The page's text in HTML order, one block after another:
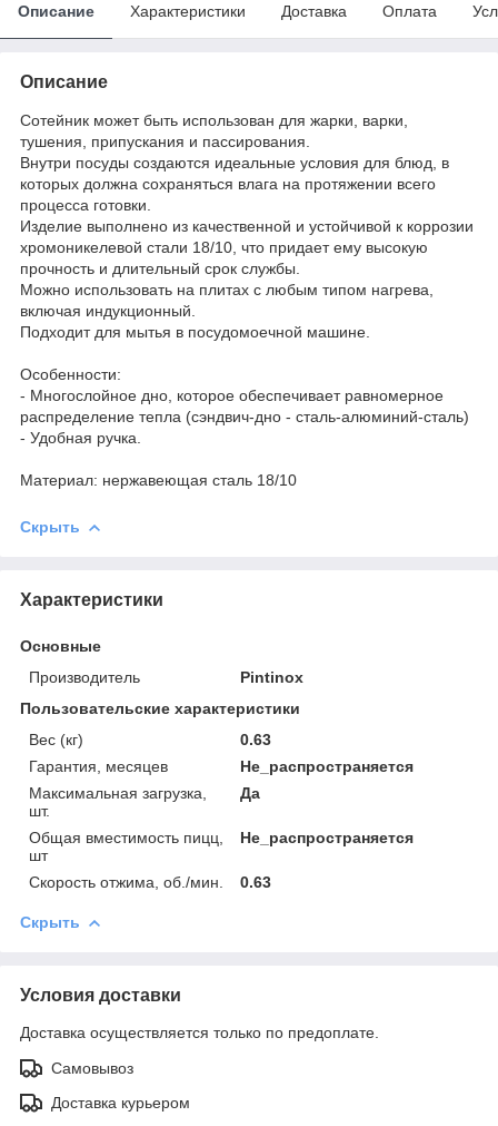
Описание Характеристики Доставка Оплата
Описание
Сотейник может быть использован для жарки, варки,
тушения, припускания и пассирования.
Внутри посуды создаются идеальные условия для блюд, в
которых должна сохраняться влага на протяжении всего
процесса готовки.
Изделие выполнено из качественной и устойчивой к коррозии
хромоникелевой стали 18/10, что придает ему высокую
прочность и длительный срок службы.
Можно использовать на плитах с любым типом нагрева,
включая индукционный.
Подходит для мытья в посудомоечной машине.
Особенности:
- Многослойное дно, которое обеспечивает равномерное
распределение тепла (сэндвич-дно - сталь-алюминий-сталь)
- Удобная ручка.
Материал: нержавеющая сталь 18/10
Скрыть
Характеристики
Основные
Производитель
Pintinox
Пользовательские характеристики
Вес (кг)
0.63
Гарантия, месяцев
Не_распространяется
Максимальная загрузка,
шт.
Да
Общая вместимость пицц,
шт
Не_распространяется
Скорость отжима, об./мин. 0.63
Скрыть
Условия доставки
Доставка осуществляется только по предоплате.
Самовывоз
Доставка курьером